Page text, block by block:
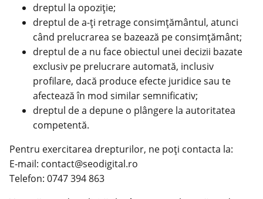
dreptul la opoziție;
dreptul de a-ți retrage consimțământul, atunci
când prelucrarea se bazează pe consimțământ;
dreptul de a nu face obiectul unei decizii bazate
exclusiv pe prelucrare automată, inclusiv
profilare, dacă produce efecte juridice sau te
afectează în mod similar semnificativ;
dreptul de a depune o plângere la autoritatea
competentă.
Pentru exercitarea drepturilor, ne poți contacta la:
E-mail: contact@seodigital.ro
Telefon: 0747 394 863